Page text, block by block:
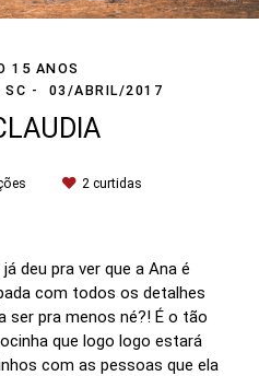
15 ANOS
SC
03/ABRIL/2017
2 curtidas
deu pra ver que a Ana é
com todos os detalhes
ser pra menos né?! É o tão
que logo logo estará
com as pessoas que ela